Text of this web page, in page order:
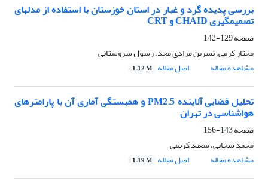
بررسی پدیده گرد و غبار در استان خوزستان با استفاده از مدلهای
تصمیمگیری CHAID و CRT
صفحه129-142
مختار کرمی، نسرین مرادی مجد، رسول سروستانی
مشاهده مقاله
اصل مقاله 1.12 M
تحلیل فضایی آلاینده PM2.5 و همبستگی آماری آن با پارامترهای
هواشناسی در تهران
صفحه143-156
محمد سخایی، سعید کریمی
مشاهده مقاله
اصل مقاله 1.19 M